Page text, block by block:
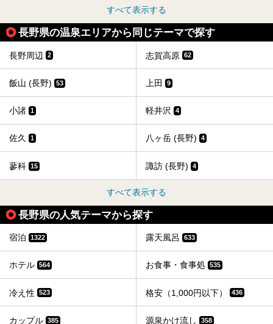
すべて表示する
長野県の温泉エリアから同じテーマで探す
長野周辺 2 志賀高原 62
飯山 (長野) 53 上田 9
小諸 1 軽井沢 4
佐久 1 八ヶ岳 (長野) 4
蓼科 15 諏訪 (長野) 4
すべて表示する
長野県の人気テーマから探す
宿泊 1322 露天風呂 633
ホテル 564 お食事・食事処 535
冷え性 523 格安（1,000円以下） 436
カップル 385 源泉かけ流し 358